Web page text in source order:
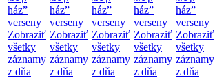
ház”
verseny
Zobraziť
všetky
záznamy
z dňa
ház”
verseny
Zobraziť
všetky
záznamy
z dňa
ház”
verseny
Zobraziť
všetky
záznamy
z dňa
ház”
verseny
Zobraziť
všetky
záznamy
z dňa
ház”
verseny
Zobraziť
všetky
záznamy
z dňa